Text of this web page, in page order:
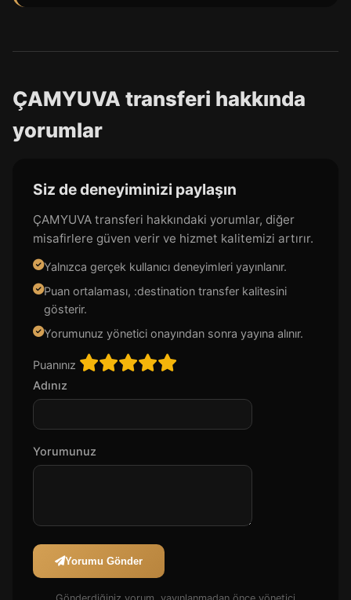
ÇAMYUVA transferi hakkında
yorumlar
Siz de deneyiminizi paylaşın
ÇAMYUVA transferi hakkındaki yorumlar, diğer
misafirlere güven verir ve hizmet kalitemizi artırır.
Yalnızca gerçek kullanıcı deneyimleri yayınlanır.
Puan ortalaması, :destination transfer kalitesini
gösterir.
Yorumunuz yönetici onayından sonra yayına alınır.
Puanınız
Adınız
Yorumunuz
Yorumu Gönder